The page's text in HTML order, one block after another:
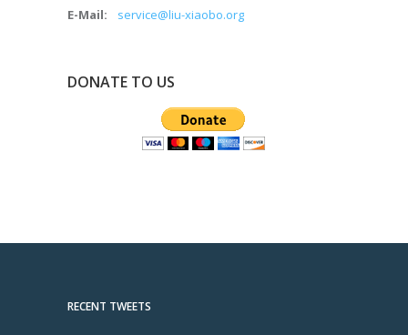
E-Mail: service@liu-xiaobo.org
DONATE TO US
RECENT TWEETS